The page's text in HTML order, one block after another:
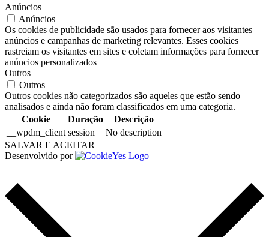
Anúncios
Anúncios
Os cookies de publicidade são usados para fornecer aos visitantes
anúncios e campanhas de marketing relevantes. Esses cookies
rastreiam os visitantes em sites e coletam informações para fornecer
anúncios personalizados
Outros
Outros
Outros cookies não categorizados são aqueles que estão sendo
analisados e ainda não foram classificados em uma categoria.
Cookie
Duração
Descrição
__wpdm_client session
No description
SALVAR E ACEITAR
Desenvolvido por